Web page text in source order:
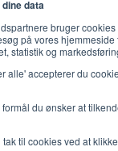
data
bruger
på vores hjemmeside
statistik og
alle' accepterer du
du ønsker at
til cookies ved at